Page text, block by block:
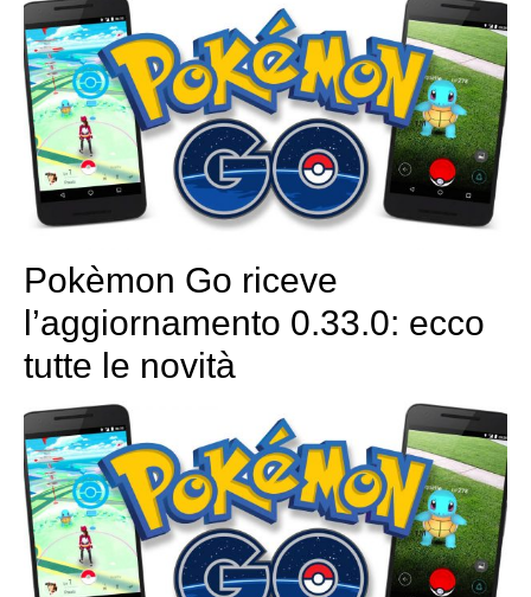
Pokèmon Go riceve
l’aggiornamento 0.33.0: ecco
tutte le novità